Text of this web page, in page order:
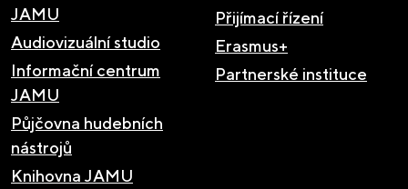
JAMU
Audiovizuální studio
Informační centrum
JAMU
Půjčovna hudebních
nástrojů
Knihovna JAMU
Přijímací řízení
Erasmus+
Partnerské instituce